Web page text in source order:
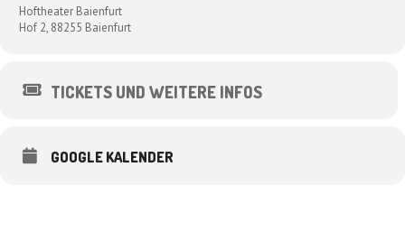
Hoftheater Baienfurt
Hof 2, 88255 Baienfurt
TICKETS UND WEITERE INFOS
GOOGLE KALENDER